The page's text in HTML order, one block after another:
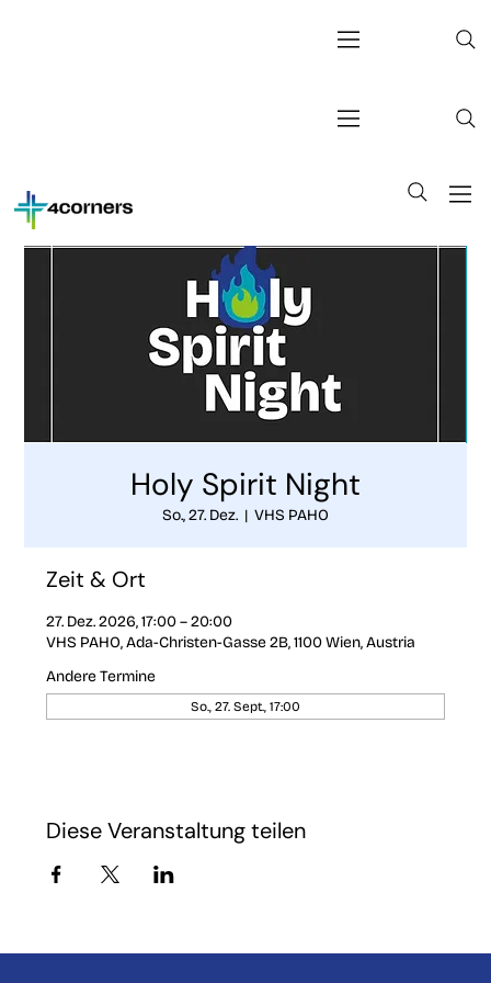
Holy Spirit Night
So., 27. Dez.
  |
VHS PAHO
Zeit & Ort
27. Dez. 2026, 17:00 – 20:00
VHS PAHO, Ada-Christen-Gasse 2B, 1100 Wien, Austria
Andere Termine
So., 27. Sept., 17:00
Diese Veranstaltung teilen